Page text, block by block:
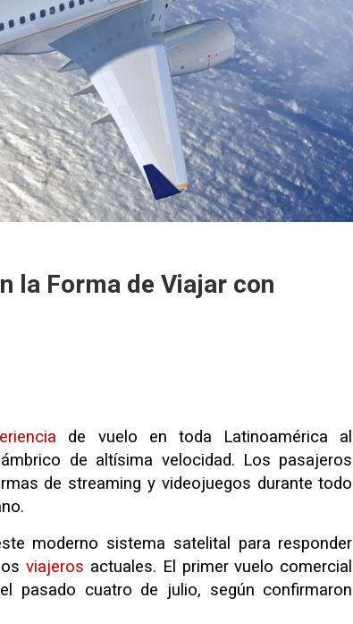
la Forma de Viajar con
de vuelo en toda Latinoamérica al
de altísima velocidad. Los pasajeros
de streaming y videojuegos durante todo
moderno sistema satelital para responder
losviajeros actuales. El primer vuelo comercial
pasado cuatro de julio, según confirmaron